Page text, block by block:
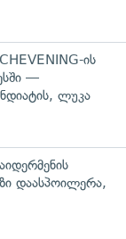
ის
—
ლუკა
დაასპოილერა,